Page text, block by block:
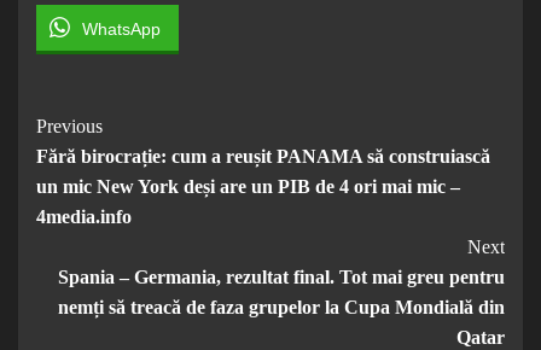
WhatsApp
Post
Navigation
Previous
Fără birocrație: cum a reușit PANAMA să construiască
un mic New York deși are un PIB de 4 ori mai mic –
4media.info
Next
Spania – Germania, rezultat final. Tot mai greu pentru
nemți să treacă de faza grupelor la Cupa Mondială din
Qatar